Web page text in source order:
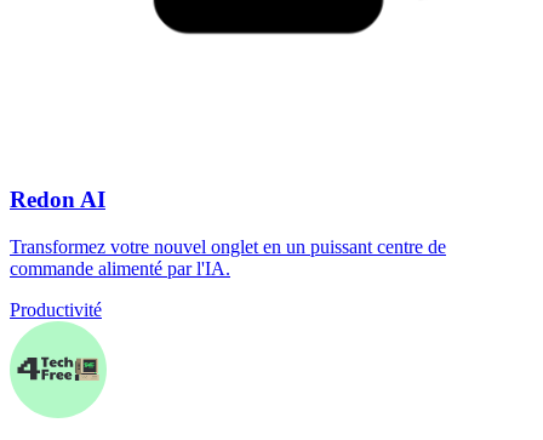
Redon AI
Transformez votre nouvel onglet en un puissant centre de
commande alimenté par l'IA.
Productivité